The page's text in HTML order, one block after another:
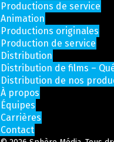
Productions de service
Animation
Productions originales
Production de service
Distribution
Distribution de films –
Distribution de nos
À propos
Équipes
Carrières
Contact